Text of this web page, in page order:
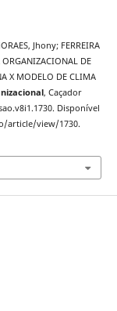
Jhony; FERREIRA
DE
X MODELO DE CLIMA
, Caçador
Disponível
article/view/1730.